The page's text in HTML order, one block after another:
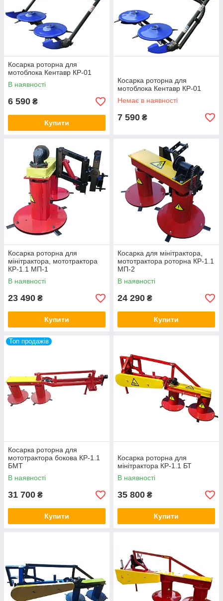
Косарка роторна для
мотоблока Кентавр КР-01
В наявності
6 590 ₴
Купити
Косарка роторна для
мотоблока Кентавр КР-01
Немає в наявності
7 590 ₴
Косарка роторна для
мінітрактора, мототрактора
КР-1.1 МП-1
В наявності
23 490 ₴
Купити
Косарка для мінітрактора,
мототрактора роторна КР-1.1
МП-2
В наявності
24 290 ₴
Купити
Топ продажів
Косарка роторна для
мототрактора бокова КР-1.1
БМТ
В наявності
31 700 ₴
Купити
Косарка роторна для
мінітрактора КР-1.1 БТ
В наявності
35 800 ₴
Купити